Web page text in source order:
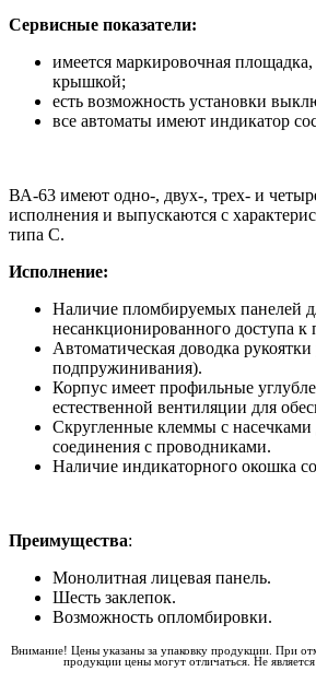
Сервисные показатели:
имеется маркировочная площадка,
крышкой;
есть возможность установки
все автоматы имеют индикатор
ВА-63 имеют одно-, двух-, трех- и
исполнения и выпускаются с
типа С.
Исполнение:
Наличие пломбируемых панелей
несанкционированного доступа к
Автоматическая доводка
подпружинивания).
Корпус имеет профильные
естественной вентиляции для
Cкругленные клеммы с насечками
соединения с проводниками.
Наличие индикаторного окошка
Преимущества:
Монолитная лицевая панель.
Шесть заклепок.
Возможность опломбировки.
Внимание! Цены указаны за упаковку продукции. При
продукции цены могут отличаться. Не